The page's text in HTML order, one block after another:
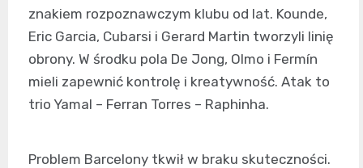
znakiem rozpoznawczym klubu od lat. Kounde,
Eric Garcia, Cubarsi i Gerard Martin tworzyli linię
obrony. W środku pola De Jong, Olmo i Fermín
mieli zapewnić kontrolę i kreatywność. Atak to
trio Yamal – Ferran Torres – Raphinha.
Problem Barcelony tkwił w braku skuteczności.